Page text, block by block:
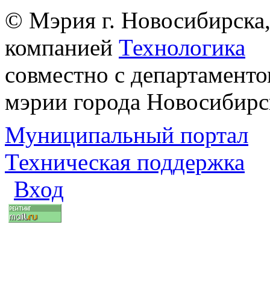
© Мэрия г.
компанией Технологика
совместно с
мэрии города
Муниципальный портал
Техническая поддержка
Вход